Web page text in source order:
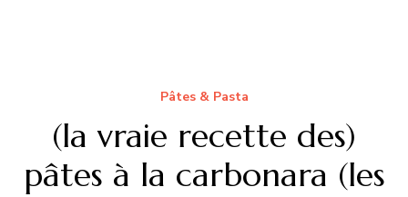
Pâtes & Pasta
(la vraie recette des)
pâtes à la carbonara (les